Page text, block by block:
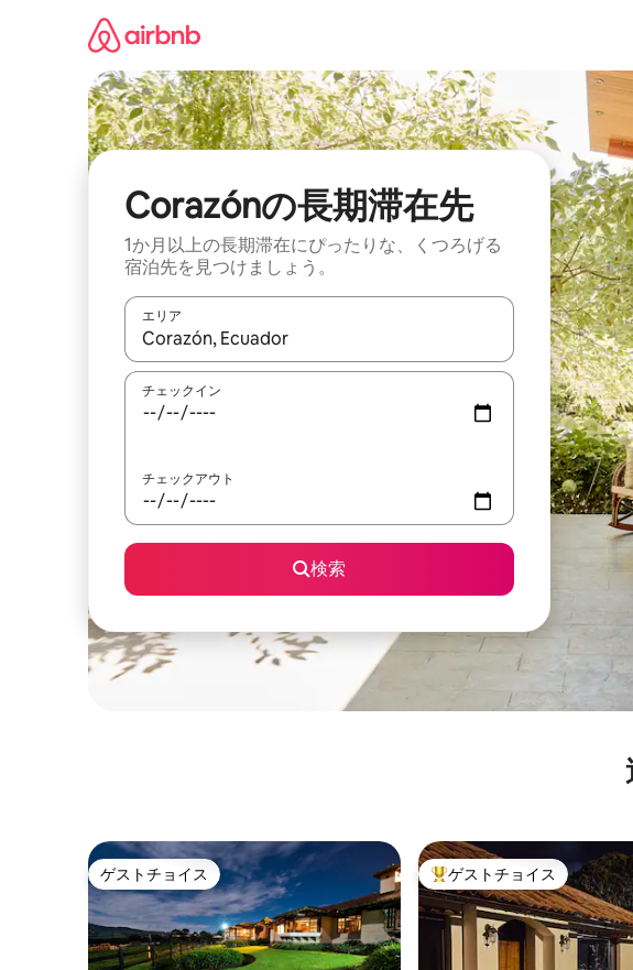
Corazónの長期滞在先
1か月以上の長期滞在にぴったりな、くつろげる
宿泊先を見つけましょう。
エリア
検索結果が表示されたら、上下の矢印キーを使って移動するか、画面
チェックイン
チェックアウト
検索
ゲストチョイス
ゲストチョイス 大好評のゲストチョイスで
ゲストチョイス